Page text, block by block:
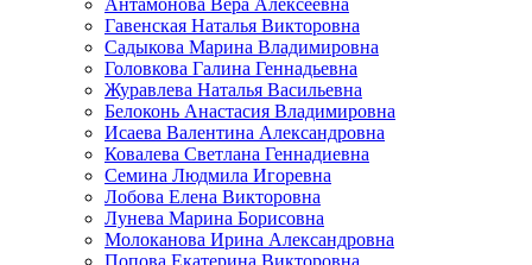
Гавенская Наталья Викторовна
Садыкова Марина Владимировна
Головкова Галина Геннадьевна
Журавлева Наталья Васильевна
Белоконь Анастасия Владимировна
Исаева Валентина Александровна
Ковалева Светлана Геннадиевна
Семина Людмила Игоревна
Лобова Елена Викторовна
Лунева Марина Борисовна
Молоканова Ирина Александровна
Попова Екатерина Викторовна